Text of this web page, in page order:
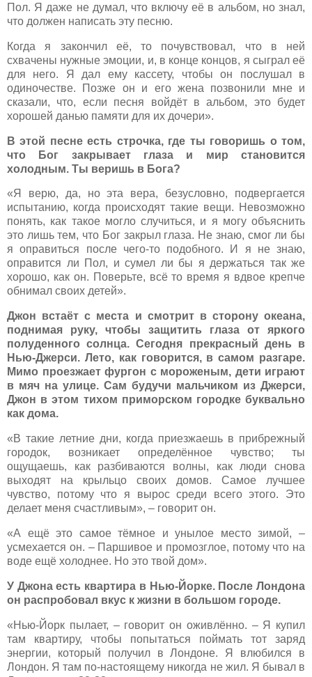
Пол. Я даже не думал, что включу её в альбом, но знал,
что должен написать эту песню.
Когда я закончил её, то почувствовал, что в ней
схвачены нужные эмоции, и, в конце концов, я сыграл её
для него. Я дал ему кассету, чтобы он послушал в
одиночестве. Позже он и его жена позвонили мне и
сказали, что, если песня войдёт в альбом, это будет
хорошей данью памяти для их дочери».
В этой песне есть строчка, где ты говоришь о том,
что Бог закрывает глаза и мир становится
холодным. Ты веришь в Бога?
«Я верю, да, но эта вера, безусловно, подвергается
испытанию, когда происходят такие вещи. Невозможно
понять, как такое могло случиться, и я могу объяснить
это лишь тем, что Бог закрыл глаза. Не знаю, смог ли бы
я оправиться после чего-то подобного. И я не знаю,
оправится ли Пол, и сумел ли бы я держаться так же
хорошо, как он. Поверьте, всё то время я вдвое крепче
обнимал своих детей».
Джон встаёт с места и смотрит в сторону океана,
поднимая руку, чтобы защитить глаза от яркого
полуденного солнца. Сегодня прекрасный день в
Нью-Джерси. Лето, как говорится, в самом разгаре.
Мимо проезжает фургон с мороженым, дети играют
в мяч на улице. Сам будучи мальчиком из Джерси,
Джон в этом тихом приморском городке буквально
как дома.
«В такие летние дни, когда приезжаешь в прибрежный
городок, возникает определённое чувство; ты
ощущаешь, как разбиваются волны, как люди снова
выходят на крыльцо своих домов. Самое лучшее
чувство, потому что я вырос среди всего этого. Это
делает меня счастливым», – говорит он.
«А ещё это самое тёмное и унылое место зимой, –
усмехается он. – Паршивое и промозглое, потому что на
воде ещё холоднее. Но это твой дом».
У Джона есть квартира в Нью-Йорке. После Лондона
он распробовал вкус к жизни в большом городе.
«Нью-Йорк пылает, – говорит он оживлённо. – Я купил
там квартиру, чтобы попытаться поймать тот заряд
энергии, который получил в Лондоне. Я влюбился в
Лондон. Я там по-настоящему никогда не жил. Я бывал в